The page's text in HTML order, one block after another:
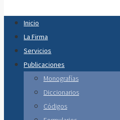
Inicio
La Firma
Servicios
Publicaciones
Monografías
Diccionarios
Códigos